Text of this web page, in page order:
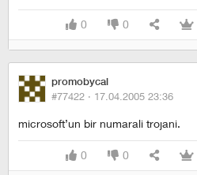
0 0
promobycal
#77422 · 17.04.2005 23:36
microsoft’un bir numarali trojani.
0 0